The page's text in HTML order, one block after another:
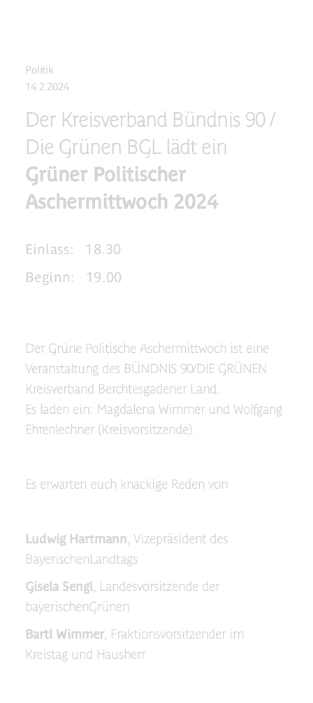
Politik
14.2.2024
Der Kreisverband Bündnis 90 /
Die Grünen BGL lädt ein
Grüner Politischer
Aschermittwoch 2024
Einlass:
18.30
Beginn:
19.00
Der Grüne Politische Aschermittwoch ist eine
Veranstaltung des BÜNDNIS 90/DIE GRÜNEN
Kreisverband Berchtesgadener Land.
Es laden ein: Magdalena Wimmer und Wolfgang
Ehrenlechner (Kreisvorsitzende).
Es erwarten euch knackige Reden von
Ludwig Hartmann, Vizepräsident des
BayerischenLandtags
Gisela Sengl, Landesvorsitzende der
bayerischenGrünen
Bartl Wimmer, Fraktionsvorsitzender im
Kreistag und Hausherr